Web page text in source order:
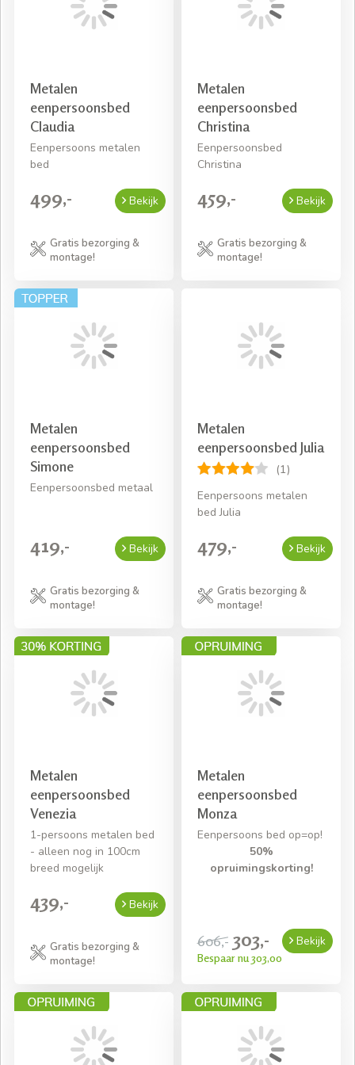
Metalen
eenpersoonsbed
Claudia
Eenpersoons metalen
bed
499,- Bekijk
Gratis bezorging &
montage!
Metalen
eenpersoonsbed
Christina
Eenpersoonsbed
Christina
459,- Bekijk
Gratis bezorging &
montage!
Metalen
eenpersoonsbed
Simone
Eenpersoonsbed metaal
419,- Bekijk
Gratis bezorging &
montage!
Metalen
eenpersoonsbed Julia
(1)
Eenpersoons metalen
bed Julia
479,- Bekijk
Gratis bezorging &
montage!
Metalen
eenpersoonsbed
Venezia
1-persoons metalen bed
- alleen nog in 100cm
breed mogelijk
439,- Bekijk
Gratis bezorging &
montage!
Metalen
eenpersoonsbed
Monza
Eenpersoons bed op=op!
50%
opruimingskorting!
606,- 303,-
Bespaar nu 303,00
Bekijk